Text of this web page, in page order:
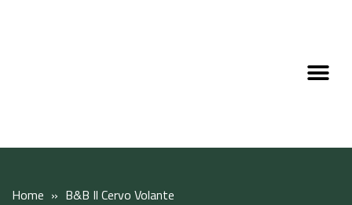
Home » B&B Il Cervo Volante